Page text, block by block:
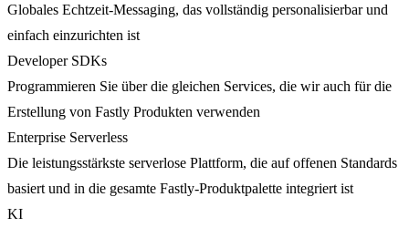
Globales Echtzeit-Messaging, das vollständig personalisierbar und
einfach einzurichten ist
Developer SDKs
Programmieren Sie über die gleichen Services, die wir auch für die
Erstellung von Fastly Produkten verwenden
Enterprise Serverless
Die leistungsstärkste serverlose Plattform, die auf offenen Standards
basiert und in die gesamte Fastly-Produktpalette integriert ist
KI